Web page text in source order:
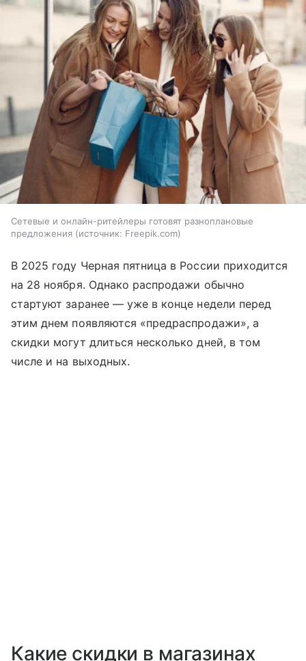
Сетевые и онлайн-ритейлеры готовят разноплановые
предложения
источник: Freepik.com
В 2025 году Черная пятница в России приходится
на 28 ноября. Однако распродажи обычно
стартуют заранее — уже в конце недели перед
этим днем появляются «предраспродажи», а
скидки могут длиться несколько дней, в том
числе и на выходных.
Какие cкидки в магазинах